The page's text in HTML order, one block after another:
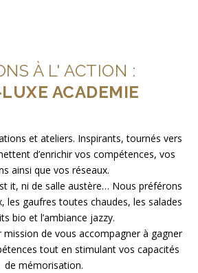
À L' ACTION :
ACADEMIE
et ateliers. Inspirants, tournés vers
d’enrichir vos compétences, vos
ainsi que vos réseaux.
it, ni de salle austère… Nous préférons
les gaufres toutes chaudes, les salades
bio et l’ambiance jazzy.
de vous accompagner à gagner
tout en stimulant vos capacités
de mémorisation.